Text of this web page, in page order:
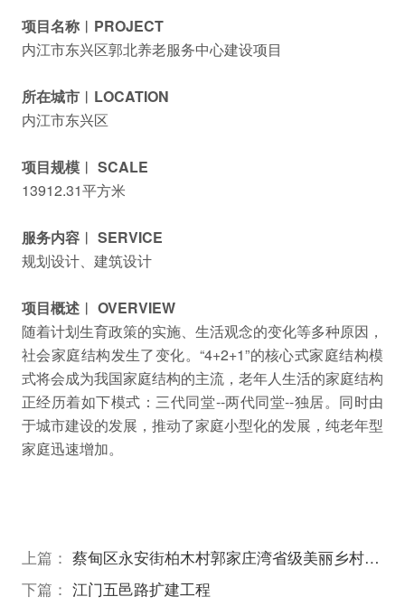
项目名称︱PROJECT
内江市东兴区郭北养老服务中心建设项目
所在城市︱LOCATION
内江市东兴区
项目规模︱ SCALE
13912.31平方米
服务内容︱ SERVICE
规划设计、建筑设计
项目概述︱ OVERVIEW
随着计划生育政策的实施、生活观念的变化等多种原因，
社会家庭结构发生了变化。“4+2+1”的核心式家庭结构模
式将会成为我国家庭结构的主流，老年人生活的家庭结构
正经历着如下模式：三代同堂--两代同堂--独居。同时由
于城市建设的发展，推动了家庭小型化的发展，纯老年型
家庭迅速增加。
上篇： 蔡甸区永安街柏木村郭家庄湾省级美丽乡村试点建设项目
下篇： 江门五邑路扩建工程